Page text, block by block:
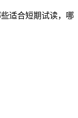
适合短期试读，哪